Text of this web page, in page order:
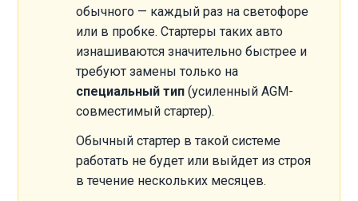
обычного — каждый раз на светофоре
или в пробке. Стартеры таких авто
изнашиваются значительно быстрее и
требуют замены только на
специальный тип (усиленный AGM-
совместимый стартер).
Обычный стартер в такой системе
работать не будет или выйдет из строя
в течение нескольких месяцев.